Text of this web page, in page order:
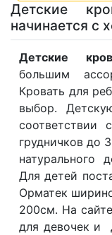
OpenОснования
Open
Open
Детские
OpenШкафы
О компании
Контакты
Доставка
Детские
начинается с
Детские
большим
Кровать для
выбор.
соответствии
грудничков до
натурального
Для детей
Орматек
200см. На
для девочек и